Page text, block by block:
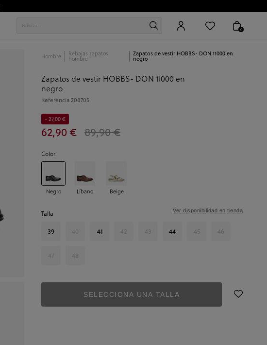
0
Hombre Rebajas zapatos
hombre
Zapatos de vestir HOBBS- DON 11000 en
negro
Zapatos de vestir HOBBS- DON 11000 en
negro
Referencia208705
62,90 € 89,90 €
- 27,00 €
Color
Negro Líbano Beige
Talla
39 40 41 42 43 44 45 46
47 48
Ver disponibilidad en tienda
SELECCIONA UNA TALLA